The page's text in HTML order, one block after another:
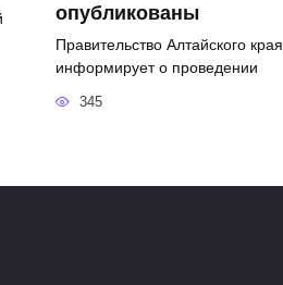
опубликованы
Правительство Алтайского края
информирует о проведении
345